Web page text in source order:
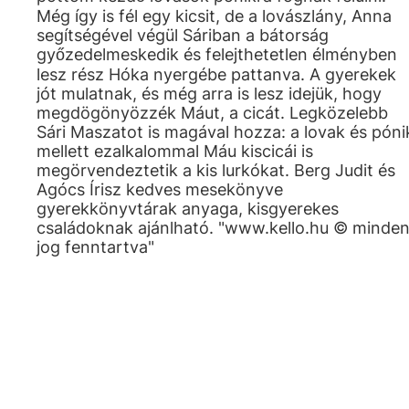
Még így is fél egy kicsit, de a lovászlány, Anna
segítségével végül Sáriban a bátorság
győzedelmeskedik és felejthetetlen élményben
lesz rész Hóka nyergébe pattanva. A gyerekek
jót mulatnak, és még arra is lesz idejük, hogy
megdögönyözzék Máut, a cicát. Legközelebb
Sári Maszatot is magával hozza: a lovak és
mellett ezalkalommal Máu kiscicái is
megörvendeztetik a kis lurkókat. Berg Judit és
Agócs Írisz kedves mesekönyve
gyerekkönyvtárak anyaga, kisgyerekes
családoknak ajánlható. "www.kello.hu © minden
jog fenntartva"